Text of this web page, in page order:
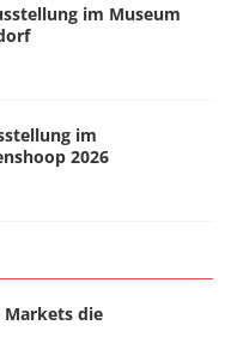
im Museum
im
2026
die